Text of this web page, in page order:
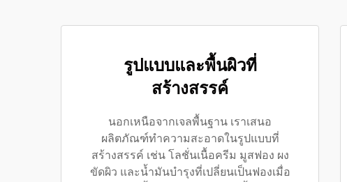
รูปแบบและพื้นผิวที่
สร้างสรรค์
นอกเหนือจากเจลพื้นฐาน เราเสนอ
ผลิตภัณฑ์ทำความสะอาดในรูปแบบที่
สร้างสรรค์ เช่น โลชั่นเนื้อครีม มูสฟอง ผง
ขัดผิว และน้ำมันบำรุงที่เปลี่ยนเป็นฟองเมื่อ